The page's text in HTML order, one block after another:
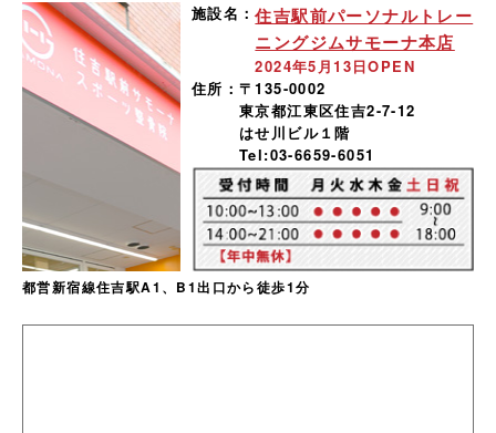
施設名：住吉駅前パーソナルトレー
ニングジムサモーナ本店
2024年5月13日OPEN
住所： 〒135-0002
東京都江東区住吉2-7-12
はせ川ビル１階
Tel:03-6659-6051
都営新宿線住吉駅A1、B1出口から徒歩1分